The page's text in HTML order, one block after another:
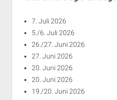
7. Juli 2026
5./6. Juli 2026
26./27. Juni 2026
27. Juni 2026
20. Juni 2026
20. Juni 2026
19./20. Juni 2026